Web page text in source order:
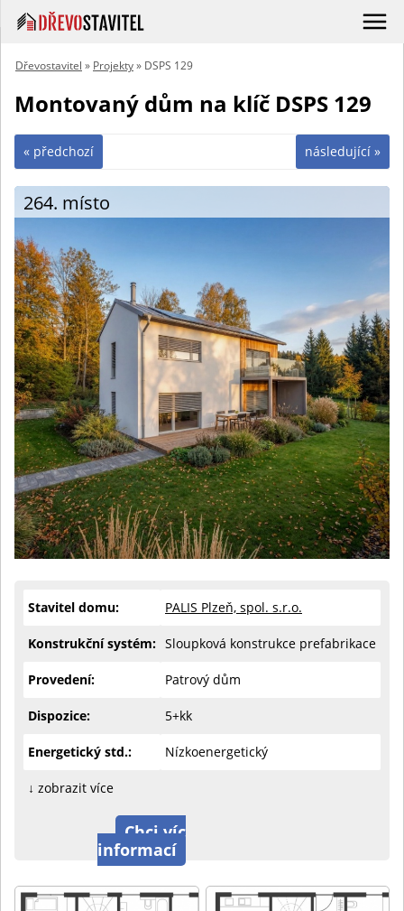
Dřevostavitel » Projekty» DSPS 129
Montovaný dům na klíč DSPS 129
následující »
« předchozí
264. místo
Stavitel domu: PALIS Plzeň, spol. s.r.o.
Konstrukční systém: Sloupková konstrukce prefabrikace
Provedení: Patrový dům
Dispozice: 5+kk
Energetický std.: Nízkoenergetický
↓ zobrazit více
Chci víc
informací